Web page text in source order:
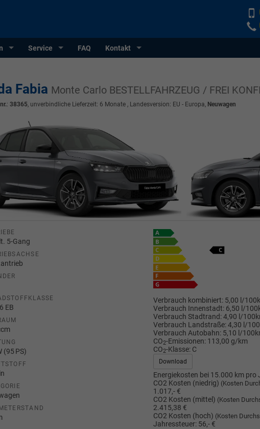
Service FAQ Kontakt
Fabia Monte Carlo BESTELLFAHRZEUG / FREI
: 38365, unverbindliche Lieferzeit: 6 Monate, Landesversion: EU - Europa, Neuwagen
5-Gang
EB
(95 PS)
Verbrauch kombiniert: 5,00 l/
Verbrauch Innenstadt: 6,50 l/
Verbrauch Stadtrand:4,90 l/
Verbrauch Landstraße:4,30 l/
Verbrauch Autobahn: 5,10 l/
CO2-Emissionen: 113,00 g/km
CO2-Klasse: C
Download
Energiekosten bei 15.000 km pro
CO2 Kosten (niedrig) (Kosten
1.017,- €
CO2 Kosten (mittel) (Kosten
2.415,38 €
CO2 Kosten (hoch) (Kosten
Jahressteuer: 56,- €